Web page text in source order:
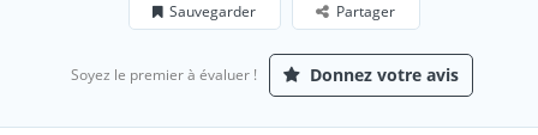
Sauvegarder Partager
Soyez le premier à évaluer ! Donnez votre avis